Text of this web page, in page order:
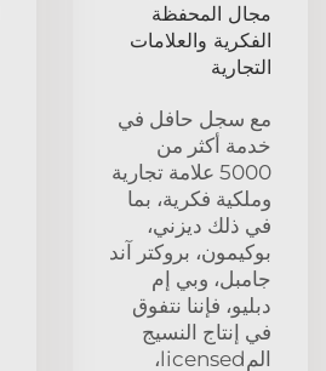
مجال المحفظة
الفكرية والعلامات
التجارية
مع سجل حافل في
خدمة أكثر من
5000 علامة تجارية
وملكية فكرية، بما
في ذلك ديزني،
بوكيمون، بروكتر آند
جامبل، وبي إم
دبليو، فإننا نتفوق
في إنتاج النسيج
المlicensed،